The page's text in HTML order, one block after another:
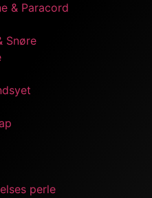
& Paracord
Snøre
perle